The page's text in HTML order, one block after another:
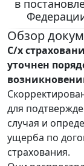
в
Обзор
С/х
уточнен
для
случая и
ущерба по
страхования.